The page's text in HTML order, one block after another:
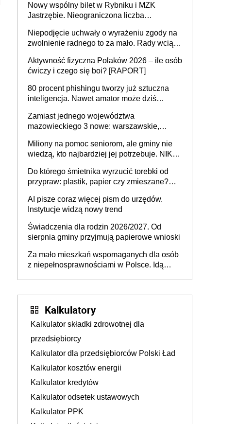
Nowy wspólny bilet w Rybniku i MZK
Jastrzębie. Nieograniczona liczba
Niepodjęcie uchwały o wyrażeniu zgody na
zwolnienie radnego to za mało. Rady wciąż
rozstrzygać sprawy
Aktywność fizyczna Polaków 2026 – ile osób
ćwiczy i czego się boi? [RAPORT]
80 procent phishingu tworzy już sztuczna
inteligencja. Nawet amator może dziś
Zamiast jednego województwa
mazowieckiego 3 nowe: warszawskie,
Europie nie ma tak dużych jednostek
stołecznych
Miliony na pomoc seniorom, ale gminy nie
wiedzą, kto najbardziej jej potrzebuje. NIK
Do którego śmietnika wyrzucić torebki od
przypraw: plastik, papier czy zmieszane?
AI pisze coraz więcej pism do urzędów.
Instytucje widzą nowy trend
Świadczenia dla rodzin 2026/2027. Od
sierpnia gminy przyjmują papierowe wnioski
Za mało mieszkań wspomaganych dla osób
z niepełnosprawnościami w Polsce. Idą
Kalkulatory
Kalkulator składki zdrowotnej dla
przedsiębiorcy
Kalkulator dla przedsiębiorców Polski Ład
Kalkulator kosztów energii
Kalkulator kredytów
Kalkulator odsetek ustawowych
Kalkulator PPK